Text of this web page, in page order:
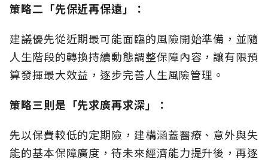
策略二「先保近再保遠」：
建議優先從近期最可能面臨的風險開始準備，並隨
人生階段的轉換持續動態調整保障內容，讓有限預
算發揮最大效益，逐步完善人生風險管理。
策略三則是「先求廣再求深」：
先以保費較低的定期險，建構涵蓋醫療、意外與失
能的基本保障廣度，待未來經濟能力提升後，再逐